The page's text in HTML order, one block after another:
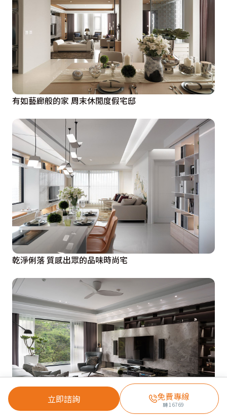
立即諮詢 免費專線
轉16769
有如藝廊般的家 周末休閒度假宅邸
乾淨俐落 質感出眾的品味時尚宅